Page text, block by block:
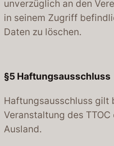
unverzüglich an den
in seinem Zugriff
Daten zu löschen.
§5 Haftungsausschluss
Haftungsausschluss gilt
Veranstaltung des TTOC
Ausland.